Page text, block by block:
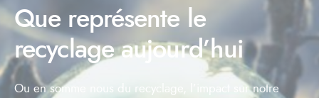
Que représente le
recyclage aujourd’hui
Ou en somme nous du recyclage, l’impact sur notre